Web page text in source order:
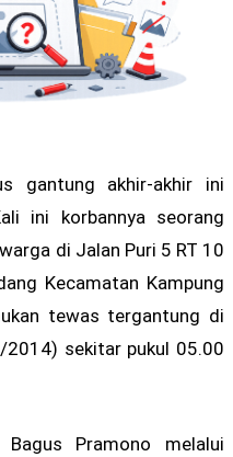
gantung akhir-akhir ini
ini korbannya seorang
di Jalan Puri 5 RT 10
Kecamatan Kampung
tewas tergantung di
2014) sekitar pukul 05.00
Bagus Pramono melalui